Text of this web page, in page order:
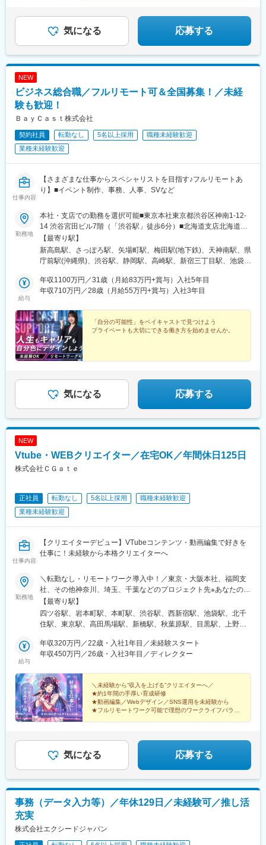
★手厚い研修制度で未経験でも安心！
気になる 応募する
NEW
ビジネス総合職／フルリモート可＆全国募集！／未経
験も歓迎！
ＢａｙＣａｓｔ株式会社
契約社員 転勤なし 5名以上採用
職種未経験歓迎
業種未経験歓迎
仕事内容
【さまざまな仕事からスペシャリストを目指す♪フルリモートあ
り】■イベント制作、事務、人事、SVなど
勤務地
本社・支店での勤務を選択可能■東京本社東京都渋谷区神南1-12-
14 渋谷宮田ビル7階（「渋谷駅」徒歩6分）■北海道支店北海道札
幌市中央区北4条西1-1-7 MMS札幌駅前ビル2階（「札幌駅」徒歩
3分）■横浜支店神奈川県横浜市港北区新横浜2-5-14 Wise Next新
横浜3階（「新横浜駅」徒歩4分）■厚木支店神奈川県厚木市中町4-
群馬県高崎市栄町3-11 高崎バナーズビル3階（「高崎駅」東口徒
歩3分）■静岡支店静岡県静岡市葵区紺屋町17-1 葵タワー1階
15-33 栄ガスビル13階（「栄駅」徒歩5分）■大阪支店大阪府大阪
市北区角田町8-1 大阪梅田ツインタワーズ・ノース19階（「大阪
駅」徒歩2分）■福岡支店福岡県福岡市中央区天神1-4-1 西日本新
聞会館16階（「天神駅」徒歩3分）■沖縄支店沖縄県那覇市久米2-
3-15 JR九州沖縄ビル5階（「県庁前駅」徒歩4分）
【最寄り駅】
新高島駅、さっぽろ駅、矢場町駅、梅田駅(地下鉄)、天神南駅、県
庁前駅(沖縄県)、渋谷駅、静岡駅、高崎駅、新宿三丁目駅、池袋
浜駅、京急川崎駅、座間駅、上溝駅、藤沢駅、海老名駅(相模線)、
大宮駅(埼玉県)、浦和駅、さいたま新都心駅、川口元郷駅、上尾
駅、松戸駅、愛宕駅(千葉県)、国府台駅、水戸駅、つくば駅、勝田
駅、伊勢崎駅、前橋駅、世良田駅、桐生駅、宇都宮駅、栃木駅、
小山駅、札幌駅、旭川駅、函館駅、小樽駅、千歳駅(北海道)、青森
駅、一ノ関駅、遠野駅、久慈駅、水沢駅、秋田駅、横手駅、あお
ば通駅、泉中央駅、古川駅、気仙沼駅、蔵王駅、山形駅、寒河江
島県)、郡山富田駅、白河駅、国際センター駅、豊橋駅、豊川駅、
岡崎駅、安城駅、浜松駅、新静岡駅、沼津駅、富士駅、三島駅、
裾野駅、御殿場駅、菊川駅(静岡県)、大場駅、三島広小路駅、北鉄
金沢駅、西金沢駅、松任駅、野々市工大前駅、小松駅、新潟駅、
亀田駅、白山駅(新潟県)、新津駅、燕三条駅、東三条駅、長野駅、
篠ノ井駅、松本駅、上諏訪駅、富山駅、高岡駅、新高岡駅、魚津
岐阜駅、大垣駅、津駅、近鉄四日市駅、津新町駅、鈴鹿市駅、播
磨駅、草津駅(滋賀県)、大津駅、南草津駅、彦根駅、長浜駅、西梅
和八木駅、和歌山駅、和歌山市駅、米子駅、後藤駅、弓ケ浜駅、
鳥取駅、松江駅、出雲市駅、岡山駅、広島駅、山口駅(山口県)、下
関駅、徳島駅、佐古駅、眉山ロープウェイ山麓駅、阿南駅、高松
駅(香川県)、丸亀駅、綾川駅、松山駅(愛媛県)、松山市駅、今治
駅、博多駅、天神駅、小倉駅(福岡県)、久留米駅、原田駅(福岡
県)、行橋駅、南行橋駅、長崎駅(長崎県)、長崎駅前駅、大分駅、
(愛知県)、大阪梅田駅(阪神線)、西鉄福岡駅、旭橋駅、明治神宮前
駅、新宿駅(東京メトロ)、新宿御苑前駅、要町駅、吉祥寺駅、京王
八王子駅、立川駅、平沼橋駅、川崎駅、海老名駅(相鉄・小田急)、
川口駅、春日部駅、葭川公園駅、野田市駅、市川駅、工機前駅、
中央前橋駅、西桐生駅、宇都宮駅東口駅、函館駅前駅、仙台駅(地
り駅、金沢駅、新西金沢駅、西松本駅、新魚津駅、福井駅、あす
なろう四日市駅、上栄町駅、大阪梅田駅(阪急線)、小路駅、浅香
八木西口駅、田中口駅、電鉄出雲市駅、岡山駅前駅、高松築港
駅、祇園駅(福岡県)、五島町駅、熊本駅前駅、鹿児島駅前駅、美栄
橋駅、大通駅、栄町駅(愛知県)、日吉町駅、新宿駅、東新宿駅、立
川南駅、県庁前駅(千葉県)、市川真間駅、東宿郷駅、北１２条駅、
松風町駅、仙台駅、近鉄名古屋駅、大須観音駅、新浜松駅、七ツ
高速神戸駅、三宮駅(神戸市営)、阪神国道駅、畝傍駅、西川緑道公
園駅、猿猴橋町駅、南堀端駅、二本木口駅、桜島桟橋通駅
給与
年収1100万円／31歳（月給83万円+賞与）入社5年目
年収710万円／28歳（月給55万円+賞与）入社3年目
「自分の可能性」をベイキャストで見つけよう
プライベートも大切にできる働き方を始めませんか。
気になる 応募する
NEW
Vtube・WEBクリエイター／在宅OK／年間休日125日
株式会社ＣＧａｔｅ
正社員 転勤なし 5名以上採用
職種未経験歓迎
業種未経験歓迎
仕事内容
【クリエイターデビュー】VTubeコンテンツ・動画編集で好きを
仕事に！未経験から本格クリエイターへ
勤務地
＼転勤なし・リモートワーク導入中！／東京・大阪本社、福岡支
社、その他神奈川、埼玉、千葉などのプロジェクト先※あなたの希
望と通勤のしやすさを最優先し、配属先を決定します！【東京本
社】〒160-0002東京都新宿区四谷坂町3-19【東京第2オフィス】
〒101-0025東京都千代田区神田佐久間町3-29-3B.S.R 秋葉原
立売堀スクエアビル８F【福岡支社】福岡拠点は現在立ち上げ準備
中！（博多駅徒歩圏内を予定しております。）【関東】茨城県・
【関西】滋賀県・京都府・大阪府・兵庫県・奈良県・和歌山県
【九州】福岡・佐賀・長崎・熊本・大分・宮崎・鹿児島・沖縄◎
転勤なし◎在宅勤務あり◎U・Iターン歓迎◎リモートワーク導入
プロジェクトあり！◎配属は希望を考慮し決定します！※受動喫煙
対策：屋内全面禁煙
【最寄り駅】
四ツ谷駅、岩本町駅、本町駅、渋谷駅、西新宿駅、池袋駅、北千
住駅、東京駅、高田馬場駅、新橋駅、秋葉原駅、目黒駅、上野
駅、中目黒駅、五反田駅、恵比寿駅、西日暮里駅、日暮里駅(舎人
ライナー)、小竹向原駅、飯田橋駅、錦糸町駅、新木場駅、大崎
駅、豊洲駅、神田駅(東京都)、御茶ノ水駅、銀座駅、下北沢駅、日
本橋駅(東京都)、神保町駅、九段下駅、新宿三丁目駅、浅草駅、赤
羽駅、六本木駅、水道橋駅、王子駅、三軒茶屋駅、八丁堀駅(東京
都)、大森駅(東京都)、浅草橋駅、西武新宿駅、新小岩駅、門前仲
町駅、二子玉川駅、東銀座駅、自由が丘駅、亀戸駅、明治神宮前
小岩駅、三越前駅、東陽町駅、茅場町駅、羽田空港第１ターミナ
ル駅(東京モノレール・ＪＡＬ利用)、大塚駅(東京都)、神谷町駅、
三田駅(東京都)、後楽園駅、京成高砂駅、町田駅、吉祥寺駅、国分
ひばりケ丘駅(東京都)、田無駅、豊田駅、清瀬駅、鶴川駅、西八王
(埼玉県)、和光市駅、川越駅、浦和駅、南越谷駅、新越谷駅、久喜
給与
年収320万円／22歳・入社1年目／未経験スタート
年収450万円／26歳・入社3年目／ディレクター
＼未経験から“収入を上げる”クリエイターへ／
★約1年間の手厚い育成研修
★動画編集／Webデザイン／SNS運用を未経験から
★フルリモートワーク可能で理想のワークライフバラン
気になる 応募する
事務（データ入力等）／年休129日／未経験可／推し活
充実
株式会社エクシードジャパン